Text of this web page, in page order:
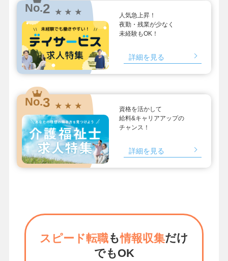
No.2 ★ ★ ★
人気急上昇！
夜勤・残業が少なく
未経験もOK！
詳細を見る
No.3 ★ ★ ★
資格を活かして
給料&キャリアアップの
チャンス！
詳細を見る
スピード転職も情報収集だけ
でもOK